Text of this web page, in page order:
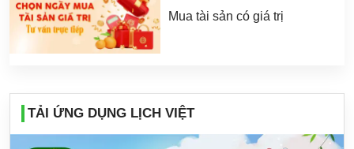
Mua tài sản có giá trị
TẢI ỨNG DỤNG LỊCH VIỆT